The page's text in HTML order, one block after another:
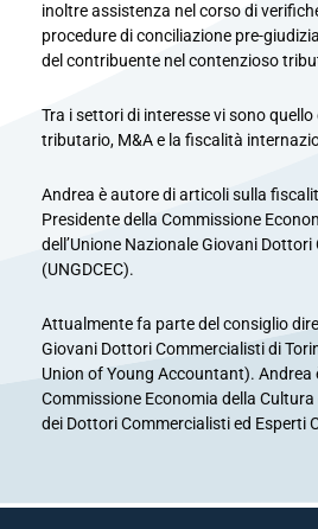
inoltre assistenza nel corso di
procedure di conciliazione pre-
del contribuente nel contenzioso
Tra i settori di interesse vi sono
tributario, M&A e la fiscalità
Andrea è autore di articoli sulla
Presidente della Commissione
dell’Unione Nazionale Giovani
(UNGDCEC).
Attualmente fa parte del consiglio
Giovani Dottori Commercialisti di
Union of Young Accountant). Andrea
Commissione Economia della
dei Dottori Commercialisti ed Esperti